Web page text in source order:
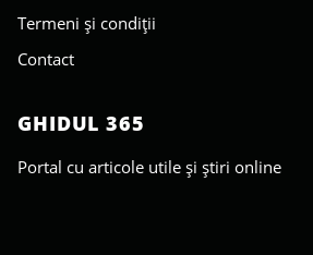
Termeni și condiții
Contact
GHIDUL 365
Portal cu articole utile și știri online